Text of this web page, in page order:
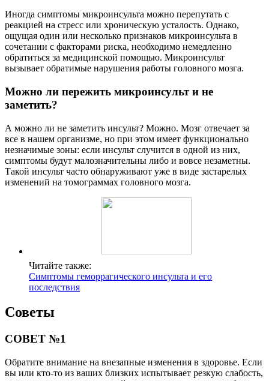
Иногда симптомы микроинсульта можно перепутать с
реакцией на стресс или хроническую усталость. Однако,
ощущая один или несколько признаков микроинсульта в
сочетании с факторами риска, необходимо немедленно
обратиться за медицинской помощью. Микроинсульт
вызывает обратимые нарушения работы головного мозга.
Можно ли пережить микроинсульт и не
заметить?
А можно ли не заметить инсульт? Можно. Мозг отвечает за
все в нашем организме, но при этом имеет функционально
незначимые зоны: если инсульт случится в одной из них,
симптомы будут малозначительны либо и вовсе незаметны.
Такой инсульт часто обнаруживают уже в виде застарелых
изменений на томограммах головного мозга.
Читайте также:
Симптомы геморрагического инсульта и его
последствия
Советы
СОВЕТ №1
Обратите внимание на внезапные изменения в здоровье. Если
вы или кто-то из ваших близких испытывает резкую слабость,